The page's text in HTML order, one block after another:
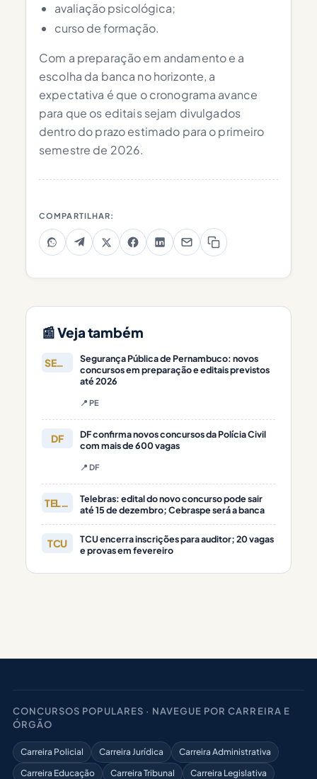
avaliação psicológica;
curso de formação.
Com a preparação em andamento e a
escolha da banca no horizonte, a
expectativa é que o cronograma avance
para que os editais sejam divulgados
dentro do prazo estimado para o primeiro
semestre de 2026.
COMPARTILHAR:
📰 Veja também
SEGURANÇA
Segurança Pública de Pernambuco: novos
concursos em preparação e editais previstos
até 2026
📍 PE
DF
DF confirma novos concursos da Polícia Civil
com mais de 600 vagas
📍 DF
TELEBRAS
Telebras: edital do novo concurso pode sair
até 15 de dezembro; Cebraspe será a banca
TCU
TCU encerra inscrições para auditor; 20 vagas
e provas em fevereiro
CONCURSOS POPULARES · NAVEGUE POR CARREIRA E
ÓRGÃO
Carreira Policial Carreira Jurídica
Carreira Administrativa
Carreira Educação
Carreira Tribunal
Carreira Legislativa